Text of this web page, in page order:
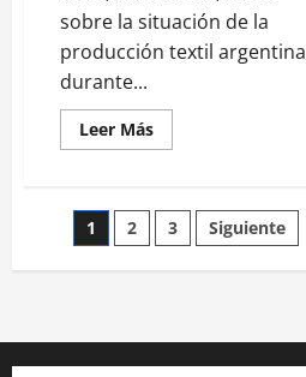
sobre la situación de la
producción textil argentina
durante...
Leer MásLeer
más
Kicillof:
“hoy
estamos
de
la
Paginación
de
entradas
1 2 3 Siguiente